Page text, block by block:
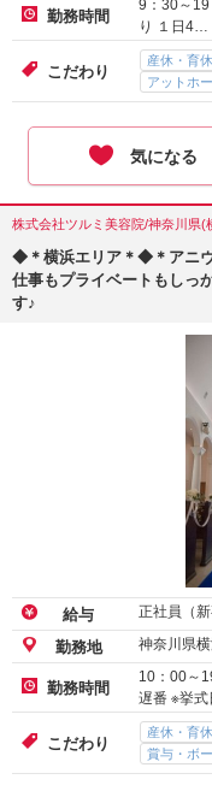
勤務時間
9：30～19
り １日4…
こだわり
産休・育
アットホ
気になる
株式会社ツルミ美容院/神奈川県(
◆＊横浜エリア＊◆＊アニ
仕事もプライベートもしっ
す♪
給与 正社員（
勤務地 神奈川県
勤務時間
10：00～
遅番 ※挙
こだわり
産休・育
賞与・ボ